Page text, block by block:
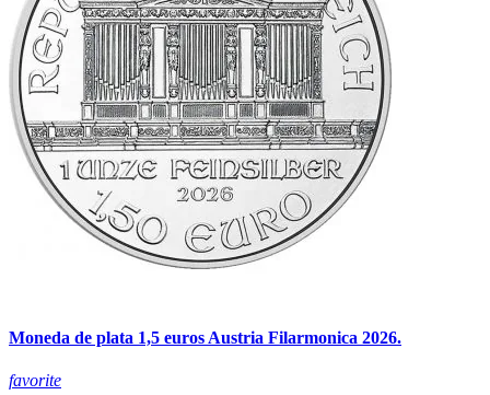
Moneda de plata 1,5 euros Austria Filarmonica 2026.
favorite